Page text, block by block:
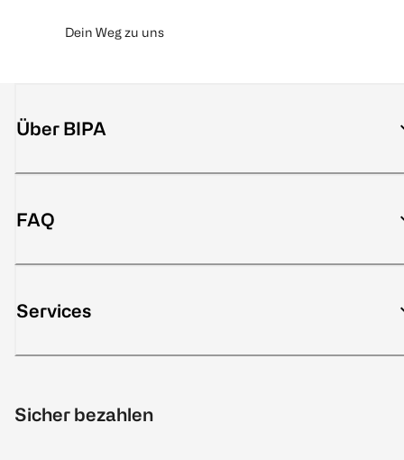
Dein Weg zu uns
Über BIPA
FAQ
Services
Sicher bezahlen